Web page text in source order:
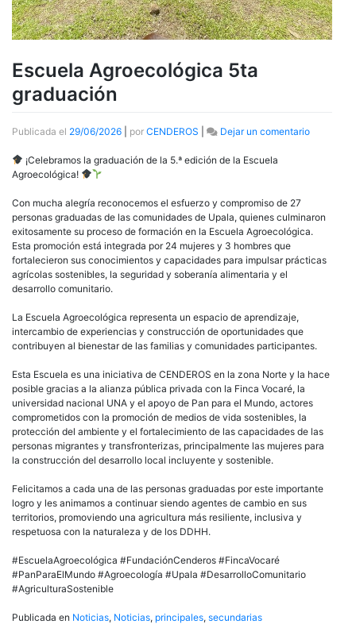
Escuela Agroecológica 5ta
graduación
Publicada el 29/06/2026 por CENDEROS Dejar un comentarioen
¡Celebramos la graduación de la 5.ª edición de la Escuela
Agroecológica!
Con mucha alegría reconocemos el esfuerzo y compromiso de 27
personas graduadas de las comunidades de Upala, quienes culminaron
exitosamente su proceso de formación en la Escuela Agroecológica.
Esta promoción está integrada por 24 mujeres y 3 hombres que
fortalecieron sus conocimientos y capacidades para impulsar prácticas
agrícolas sostenibles, la seguridad y soberanía alimentaria y el
desarrollo comunitario.
La Escuela Agroecológica representa un espacio de aprendizaje,
intercambio de experiencias y construcción de oportunidades que
contribuyen al bienestar de las familias y comunidades participantes.
Esta Escuela es una iniciativa de CENDEROS en la zona Norte y la hace
posible gracias a la alianza pública privada con la Finca Vocaré, la
universidad nacional UNA y el apoyo de Pan para el Mundo, actores
comprometidos con la promoción de medios de vida sostenibles, la
protección del ambiente y el fortalecimiento de las capacidades de las
personas migrantes y transfronterizas, principalmente las mujeres para
la construcción del desarrollo local incluyente y sostenible.
Felicitamos a cada una de las personas graduadas por este importante
logro y les animamos a continuar siendo agentes de cambio en sus
territorios, promoviendo una agricultura más resiliente, inclusiva y
respetuosa con la naturaleza y de los DDHH.
#EscuelaAgroecológica #FundaciónCenderos #FincaVocaré
#PanParaElMundo #Agroecología #Upala #DesarrolloComunitario
#AgriculturaSostenible
Publicada en Noticias, Noticias, principales, secundarias